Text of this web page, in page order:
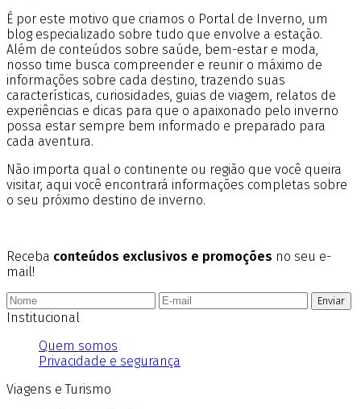
É por este motivo que criamos o Portal de Inverno, um
blog especializado sobre tudo que envolve a estação.
Além de conteúdos sobre saúde, bem-estar e moda,
nosso time busca compreender e reunir o máximo de
informações sobre cada destino, trazendo suas
características, curiosidades, guias de viagem, relatos de
experiências e dicas para que o apaixonado pelo inverno
possa estar sempre bem informado e preparado para
cada aventura.
Não importa qual o continente ou região que você queira
visitar, aqui você encontrará informações completas sobre
o seu próximo destino de inverno.
Receba conteúdos exclusivos e promoções no seu e-
mail!
Enviar
Institucional
Quem somos
Privacidade e segurança
Viagens e Turismo